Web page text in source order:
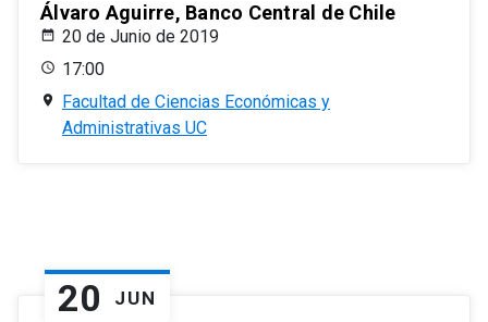
Álvaro Aguirre, Banco Central de Chile
20 de Junio de 2019
17:00
Facultad de Ciencias Económicas y
Administrativas UC
20 JUN